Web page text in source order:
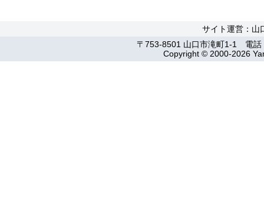
サイト運営：山
〒753-8501 山口市滝町1-1 電
Copyright © 2000-2026